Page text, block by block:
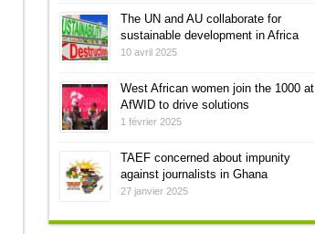
The UN and AU collaborate for
sustainable development in Africa
10 avril 2025
West African women join the 1000 at
AfWID to drive solutions
1 février 2025
TAEF concerned about impunity
against journalists in Ghana
27 janvier 2025